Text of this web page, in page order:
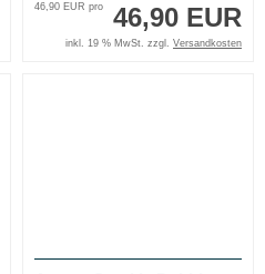
46,90 EUR
46,90 EUR pro
inkl. 19 % MwSt. zzgl. Versandkosten